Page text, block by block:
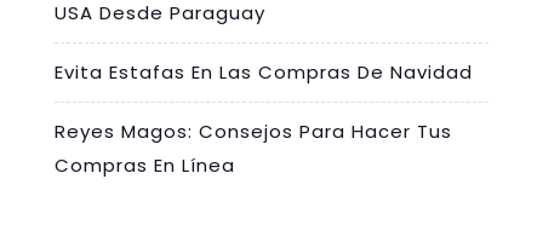
USA Desde Paraguay
Evita Estafas En Las Compras De Navidad
Reyes Magos: Consejos Para Hacer Tus
Compras En Línea